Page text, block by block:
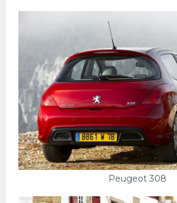
Peugeot 308